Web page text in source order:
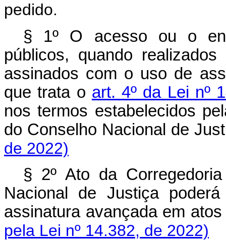
pedido.
§ 1º O acesso ou o
públicos, quando
assinados com o uso de
que trata o art. 4º da Lei nº
nos termos estabelecidos
do Conselho Nacional de
de 2022)
§ 2º Ato da
Nacional de Justiça
assinatura avançada em
pela Lei nº 14.382, de 2022)